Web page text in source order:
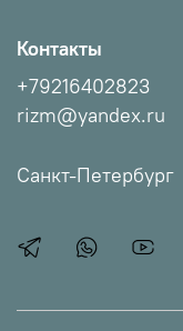
Контакты
+79216402823
rizm@yandex.ru
Санкт-Петербург